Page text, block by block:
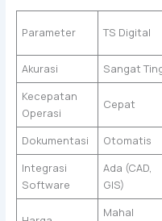
Parameter TS Digital
Akurasi Sangat
Kecepatan
Operasi
Cepat
Dokumentasi Otomatis
Integrasi
Software
Ada (CAD,
GIS)
Mahal